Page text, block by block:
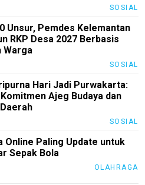
SOSIAL
Unsur, Pemdes Kelemantan
RKP Desa 2027 Berbasis
Warga
SOSIAL
Hari Jadi Purwakarta:
Ajeg Budaya dan
SOSIAL
Online Paling Update untuk
Sepak Bola
OLAHRAGA